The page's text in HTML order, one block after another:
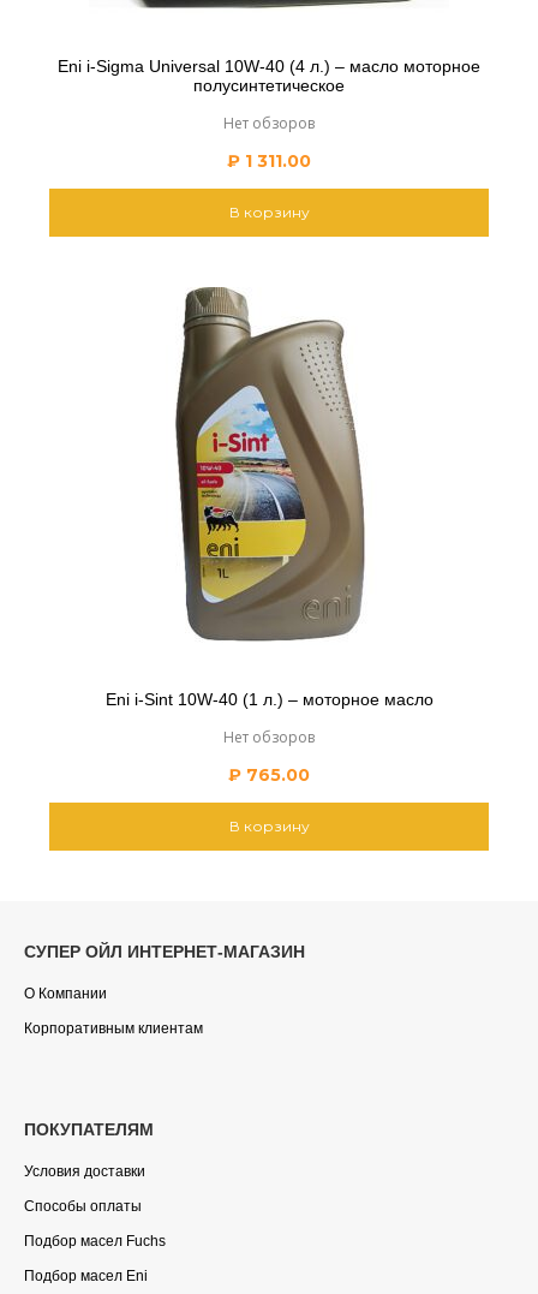
Eni i-Sigma Universal 10W-40 (4 л.) – масло моторное
полусинтетическое
Нет обзоров
₽ 1 311.00
В корзину
Eni i-Sint 10W-40 (1 л.) – моторное масло
Нет обзоров
₽ 765.00
В корзину
СУПЕР ОЙЛ ИНТЕРНЕТ-МАГАЗИН
О Компании
Корпоративным клиентам
ПОКУПАТЕЛЯМ
Условия доставки
Способы оплаты
Подбор масел Fuchs
Подбор масел Eni